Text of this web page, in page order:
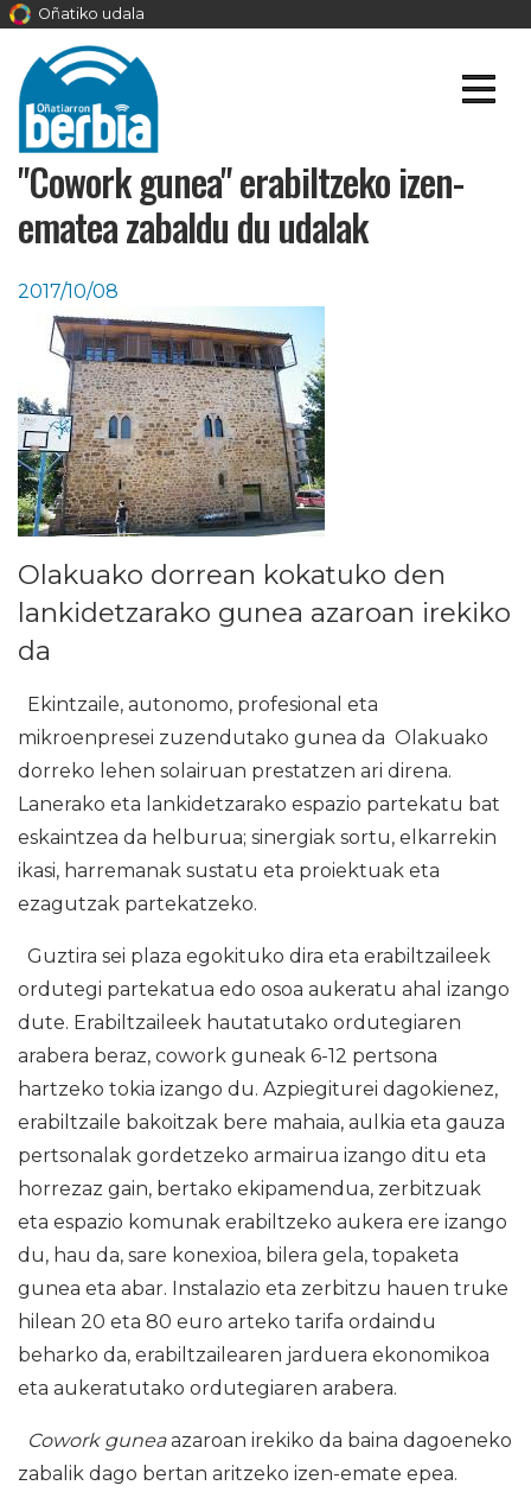
Oñatiko udala
"Cowork gunea" erabiltzeko izen-
ematea zabaldu du udalak
2017/10/08
Olakuako dorrean kokatuko den
lankidetzarako gunea azaroan irekiko
da
Ekintzaile, autonomo, profesional eta
mikroenpresei zuzendutako gunea da Olakuako
dorreko lehen solairuan prestatzen ari direna.
Lanerako eta lankidetzarako espazio partekatu bat
eskaintzea da helburua; sinergiak sortu, elkarrekin
ikasi, harremanak sustatu eta proiektuak eta
ezagutzak partekatzeko.
Guztira sei plaza egokituko dira eta erabiltzaileek
ordutegi partekatua edo osoa aukeratu ahal izango
dute. Erabiltzaileek hautatutako ordutegiaren
arabera beraz, cowork guneak 6-12 pertsona
hartzeko tokia izango du. Azpiegiturei dagokienez,
erabiltzaile bakoitzak bere mahaia, aulkia eta gauza
pertsonalak gordetzeko armairua izango ditu eta
horrezaz gain, bertako ekipamendua, zerbitzuak
eta espazio komunak erabiltzeko aukera ere izango
du, hau da, sare konexioa, bilera gela, topaketa
gunea eta abar. Instalazio eta zerbitzu hauen truke
hilean 20 eta 80 euro arteko tarifa ordaindu
beharko da, erabiltzailearen jarduera ekonomikoa
eta aukeratutako ordutegiaren arabera.
Cowork guneaazaroan irekiko da baina dagoeneko
zabalik dago bertan aritzeko izen-emate epea.